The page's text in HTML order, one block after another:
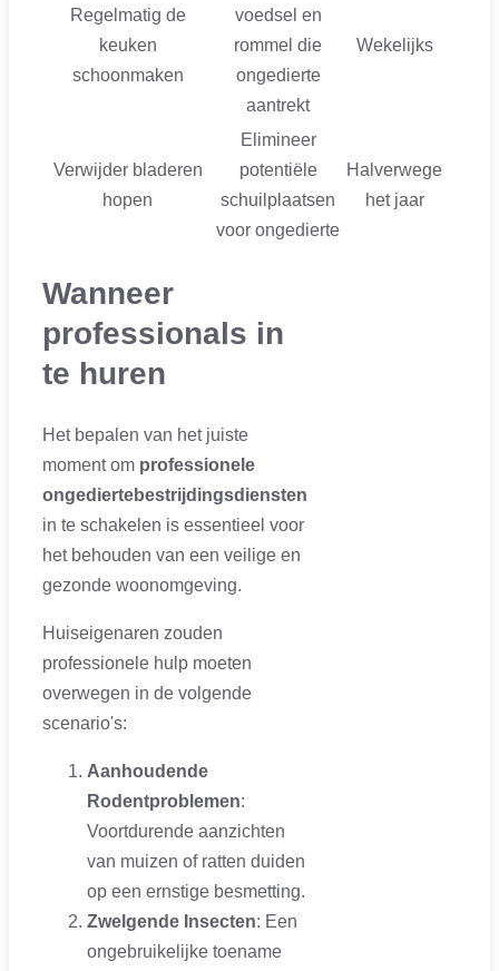
Regelmatig de
keuken
schoonmaken
voedsel en
rommel die
ongedierte
aantrekt
Wekelijks
Verwijder bladeren
hopen
Elimineer
potentiële
schuilplaatsen
voor ongedierte
Halverwege
het jaar
Wanneer
professionals in
te huren
Het bepalen van het juiste
moment om professionele
ongediertebestrijdingsdiensten
in te schakelen is essentieel voor
het behouden van een veilige en
gezonde woonomgeving.
Huiseigenaren zouden
professionele hulp moeten
overwegen in de volgende
scenario's:
Aanhoudende
Rodentproblemen:
Voortdurende aanzichten
van muizen of ratten duiden
op een ernstige besmetting.
Zwelgende Insecten: Een
ongebruikelijke toename